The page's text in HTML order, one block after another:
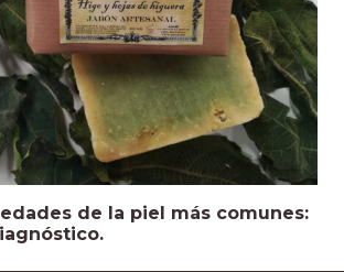
de la piel más comunes: